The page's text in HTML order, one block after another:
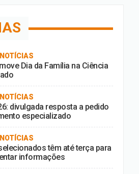
Dia da Família na Ciência
divulgada resposta a pedido
especializado
têm até terça para
informações